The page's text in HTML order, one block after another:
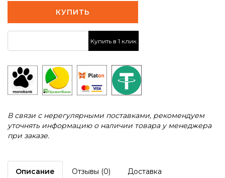
КУПИТЬ
Купить в 1 клик
В связи с нерегулярными поставками, рекомендуем
уточнять информацию о наличии товара у менеджера
при заказе.
Описание Отзывы (0) Доставка